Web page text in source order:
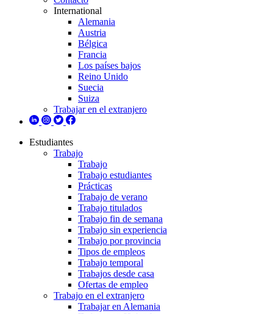
International
Alemania
Austria
Bélgica
Francia
Los países bajos
Reino Unido
Suecia
Suiza
Trabajar en el extranjero
Estudiantes
Trabajo
Trabajo
Trabajo estudiantes
Prácticas
Trabajo de verano
Trabajo titulados
Trabajo fin de semana
Trabajo sin experiencia
Trabajo por provincia
Tipos de empleos
Trabajo temporal
Trabajos desde casa
Ofertas de empleo
Trabajo en el extranjero
Trabajar en Alemania